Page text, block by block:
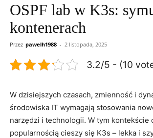
OSPF lab w K3s:
kontenerach
Przez pawelh1988 - 2 listopada, 2025
3.2/5 - (10
W⁢ dzisiejszych czasach, zmienność​ i
⁢środowiska IT⁤ wymagają stosowania
‍narzędzi i technologii. ​W ⁤tym kontekście
popularnością cieszy się ‌K3s – lekka i